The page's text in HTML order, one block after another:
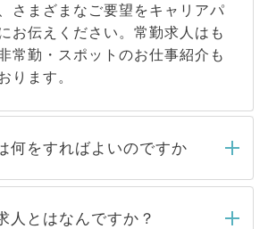
さまざまなご要望をキャリアパ
お伝えください。常勤求人はも
常勤・スポットのお仕事紹介も
ります。
何をすればよいのですか
だきましたら、弊社担当者がご
確認し、その後メールもしくは
人とはなんですか？